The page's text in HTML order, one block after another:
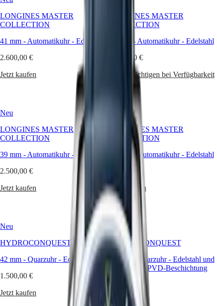
Master
COLLECTION
CHRONOGRAPH
COLLECTION
MOONPHASE
LONGINES
COLLECTION
GMT
Conquest
CONQUEST
CONQUEST
CONQUEST
CHRONOGRAPH
HYDROCONQUEST
HYDROCONQUEST
Spirit
LONGINES
LONGINES
South
Africa
Amerika
Canada
Canada
Asien-
Pazifik
Australia
中
國
한
(En)
特
行
LONGINES MASTER
COLLECTION
41 mm - Automatikuhr- Edelstahl
2.600,00 €
Jetzt kaufen
LONGINES MASTER
COLLECTION
- Automatikuhr- Edelstahl
2.600,00 €
Benachrichtigen bei Verfügbarkeit
Neu
LONGINES MASTER
COLLECTION
39 mm - Automatikuhr- Edelstahl
2.500,00 €
Jetzt kaufen
LONGINES MASTER
COLLECTION
- Automatikuhr- Edelstahl
2.500,00 €
Jetzt kaufen
Neu
HYDROCONQUEST
42 mm - Quarzuhr- Edelstahl
1.500,00 €
Jetzt kaufen
HYDROCONQUEST
42 mm
Quarzuhr- Edelstahl und
roséfarbene PVD-Beschichtung
1.750,00 €
Jetzt kaufen